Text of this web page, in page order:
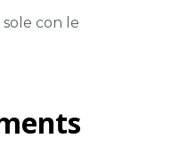
con le